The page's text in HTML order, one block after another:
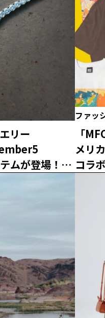
リー
ムが登場！
添う「ラボグ
ファッ
「
メリ
コラ